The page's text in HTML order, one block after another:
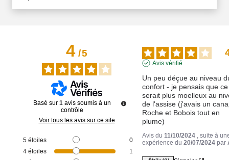
4/5
Basé sur 1 avis soumis à un
contrôle
Voir tous les avis sur ce site
5 étoiles
0
4 étoiles
1
Avis vérifié
Un peu déçue au niveau
confort - je pensais que ce
serait plus moelleux au
de l'assise (j'avais un
Roche et Bobois tout en
plume)
Avis du 11/10/2024 , suite à
expérience du 20/07/2024 par